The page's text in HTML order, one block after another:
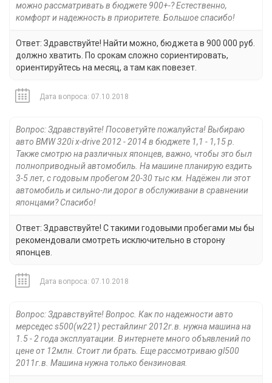
можно рассматривать в бюджете 900+-? Естественно,
комфорт и надежность в приоритете. Большое спасибо!
Ответ: Здравствуйте! Найти можно, бюджета в 900 000 руб.
должно хватить. По срокам сложно сориентировать,
ориентируйтесь на месяц, а там как повезет.
Дата вопроса: 07.10.2018
Вопрос: Здравствуйте! Посоветуйте пожалуйста! Выбираю
авто BMW 320i x-drive 2012 - 2014 в бюджете 1,1 - 1,15 р.
Также смотрю на различных японцев, важно, чтобы это был
полноприводный автомобиль. На машине планирую ездить
3-5 лет, с годовым пробегом 20-30 тыс км. Надёжен ли этот
автомобиль и сильно-ли дорог в обслуживани в сравнении
японцами? Спасибо!
Ответ: Здравствуйте! С такими годовыми пробегами мы бы
рекомендовали смотреть исключительно в сторону
японцев.
Дата вопроса: 07.10.2018
Вопрос: Здравствуйте! Вопрос. Как по надежности авто
мерседес s500(w221) рестайлинг 2012г.в. нужна машина на
1.5 - 2 года эксплуатации. В интернете много объявлений по
цене от 12млн. Стоит ли брать. Еще рассмотриваю gl500
2011г.в. Машина нужна только бензиновая.